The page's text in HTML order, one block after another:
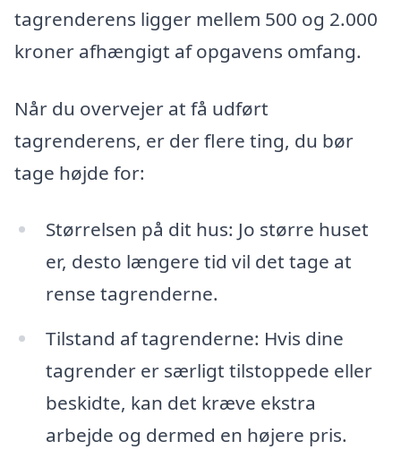
tagrenderens ligger mellem 500 og 2.000
kroner afhængigt af opgavens omfang.
Når du overvejer at få udført
tagrenderens, er der flere ting, du bør
tage højde for:
Størrelsen på dit hus: Jo større huset
er, desto længere tid vil det tage at
rense tagrenderne.
Tilstand af tagrenderne: Hvis dine
tagrender er særligt tilstoppede eller
beskidte, kan det kræve ekstra
arbejde og dermed en højere pris.